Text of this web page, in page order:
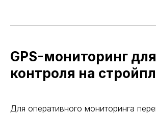
GPS-мониторинг для
контроля на
Для оперативного мониторинга